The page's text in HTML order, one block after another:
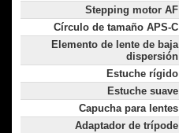
Stepping motor AF
Círculo de tamaño APS-C
Elemento de lente de baja
dispersión
Estuche rígido
Estuche suave
Capucha para lentes
Adaptador de trípode